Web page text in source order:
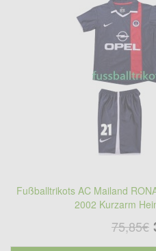
Fußballtrikots AC Mailand
2002 Kurzarm
75,85€